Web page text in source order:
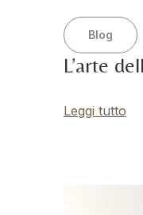
Blog
L’arte
Leggi tutto